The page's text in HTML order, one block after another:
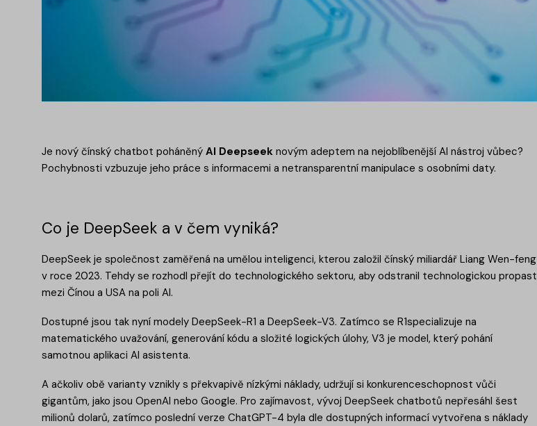
Je nový čínský chatbot poháněný AI Deepseek novým adeptem na nejoblíbenější AI nástroj vůbec?
Pochybnosti vzbuzuje jeho práce s informacemi a netransparentní manipulace s osobními daty.
Co je DeepSeek a v čem vyniká?
DeepSeek je společnost zaměřená na umělou inteligenci, kterou založil čínský miliardář Liang Wen-feng
v roce 2023. Tehdy se rozhodl přejít do technologického sektoru, aby odstranil technologickou propast
mezi Čínou a USA na poli AI.
Dostupné jsou tak nyní modely DeepSeek-R1 a DeepSeek-V3. Zatímco se R1specializuje na
matematického uvažování, generování kódu a složité logických úlohy, V3 je model, který pohání
samotnou aplikaci AI asistenta.
A ačkoliv obě varianty vznikly s překvapivě nízkými náklady, udržují si konkurenceschopnost vůči
gigantům, jako jsou OpenAI nebo Google. Pro zajímavost, vývoj DeepSeek chatbotů nepřesáhl šest
milionů dolarů, zatímco poslední verze ChatGPT-4 byla dle dostupných informací vytvořena s náklady